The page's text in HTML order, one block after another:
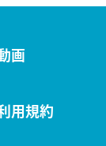
画
用規約